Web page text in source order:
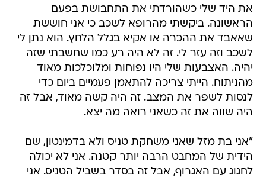
את היד שלי כשהורדתי את התחבושת בפעם
הראשונה. ביקשתי מהרופא לשכב כי אני חוששת
שאאבד את ההכרה או אקיא בגלל הלחץ. הוא נתן לי
לשכב וזה עזר לי. זה לא היה רע כמו שחשבתי שזה
יהיה. האצבעות שלי היו נפוחות ומלוכלכות מאוד
מהניתוח. הייתי צריכה להתאמן פעמיים ביום כדי
לנסות לשפר את המצב. זה היה קשה מאוד, אבל זה
היה שווה את זה כשאני רואה מה יצא.
"אני בת מזל שאני משחקת טניס ולא בדמינטון, שם
הידית של המחבט הרבה יותר קטנה. אני לא יכולה
לחגוג עם האגרוף, אבל זה בסדר בשביל הטניס. אני